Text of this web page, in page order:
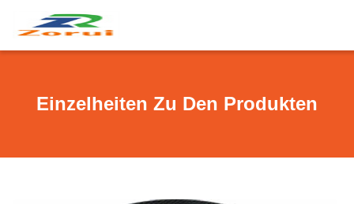
Einzelheiten Zu Den Produkten